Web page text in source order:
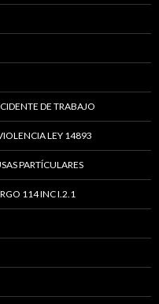
DE TRABAJO
LEY 14893
PARTÍCULARES
114 INC I.2.1